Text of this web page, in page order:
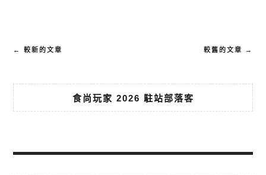
較舊的文章 →
← 較新的文章
食尚玩家 2026 駐站部落客